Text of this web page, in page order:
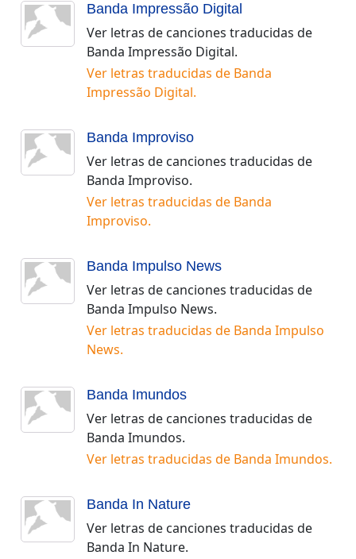
Banda Impressão Digital
Ver letras de canciones traducidas de
Banda Impressão Digital.
Ver letras traducidas de Banda
Impressão Digital.
Banda Improviso
Ver letras de canciones traducidas de
Banda Improviso.
Ver letras traducidas de Banda
Improviso.
Banda Impulso News
Ver letras de canciones traducidas de
Banda Impulso News.
Ver letras traducidas de Banda Impulso
News.
Banda Imundos
Ver letras de canciones traducidas de
Banda Imundos.
Ver letras traducidas de Banda Imundos.
Banda In Nature
Ver letras de canciones traducidas de
Banda In Nature.